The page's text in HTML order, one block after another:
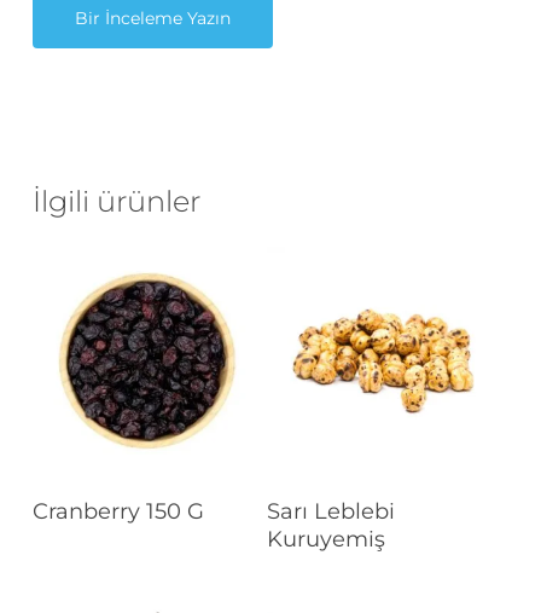
Bir İnceleme Yazın
İlgili ürünler
Devamını Oku
Cranberry 150 G Devamını Oku
Sarı Leblebi
Kuruyemiş